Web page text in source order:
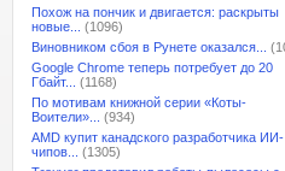
Похож на пончик и двигается: раскрыты
новые...
(1096)
Виновником сбоя в Рунете оказался...
Google Chrome теперь потребует до 20
Гбайт...
(1168)
По мотивам книжной серии «Коты-
Воители»...
(934)
AMD купит канадского разработчика ИИ-
чипов...
(1305)